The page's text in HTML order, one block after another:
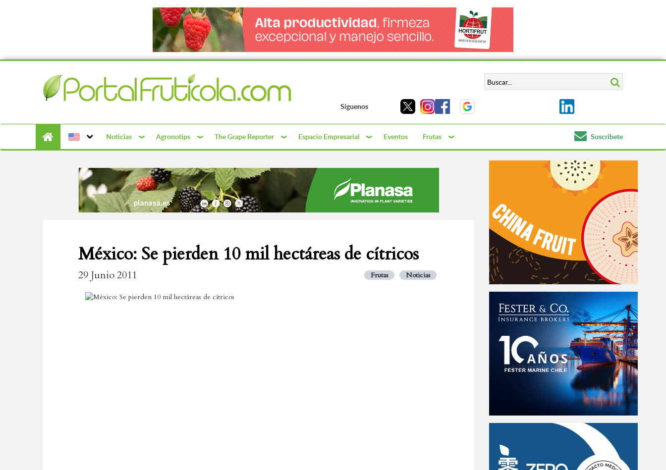
Síguenos
Noticias Agronotips The Grape Reporter Espacio Empresarial Eventos Frutas Suscríbete
México: Se pierden 10 mil hectáreas de cítricos
29 Junio 2011 Frutas Noticias